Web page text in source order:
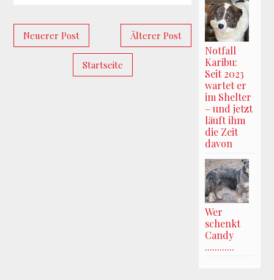
Neuerer Post Älterer Post
Startseite
Notfall
Karibu:
Seit 2023
wartet er
im Shelter
– und jetzt
läuft ihm
die Zeit
davon
Wer
schenkt
Candy
............